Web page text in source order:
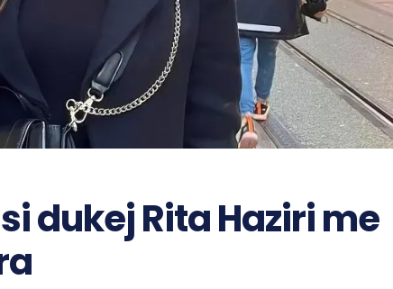
dukej Rita Haziri me